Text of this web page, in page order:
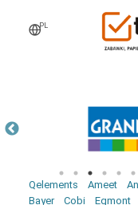
PL
AKTUALNOŚCI
Qelements Ameet
Bayer
Cobi Egmont